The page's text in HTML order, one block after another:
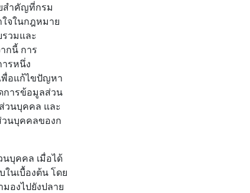
สำคัญที่กรม
ใจในกฎหมาย
วมและ
กนี้ การ
รหนึ่ง
พื่อแก้ไขปัญหา
การข้อมูลส่วน
วนบุคคล และ
วนบุคคลของก
บุคคล เมื่อได้
ในเบื้องต้น โดย
องไปยังปลาย